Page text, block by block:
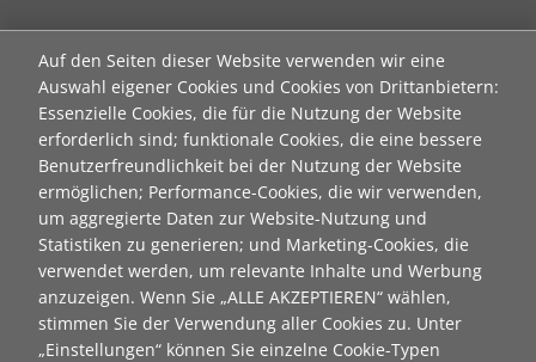
Auf den Seiten dieser Website verwenden wir eine
Auswahl eigener Cookies und Cookies von Drittanbietern:
Essenzielle Cookies, die für die Nutzung der Website
erforderlich sind; funktionale Cookies, die eine bessere
Benutzerfreundlichkeit bei der Nutzung der Website
ermöglichen; Performance-Cookies, die wir verwenden,
um aggregierte Daten zur Website-Nutzung und
Statistiken zu generieren; und Marketing-Cookies, die
verwendet werden, um relevante Inhalte und Werbung
anzuzeigen. Wenn Sie „ALLE AKZEPTIEREN“ wählen,
stimmen Sie der Verwendung aller Cookies zu. Unter
„Einstellungen“ können Sie einzelne Cookie-Typen
Neuanmeldung zum Newsletter der Stiftung "Ecken
wecken":
Contact 1
Anrede
Titel
Vorname